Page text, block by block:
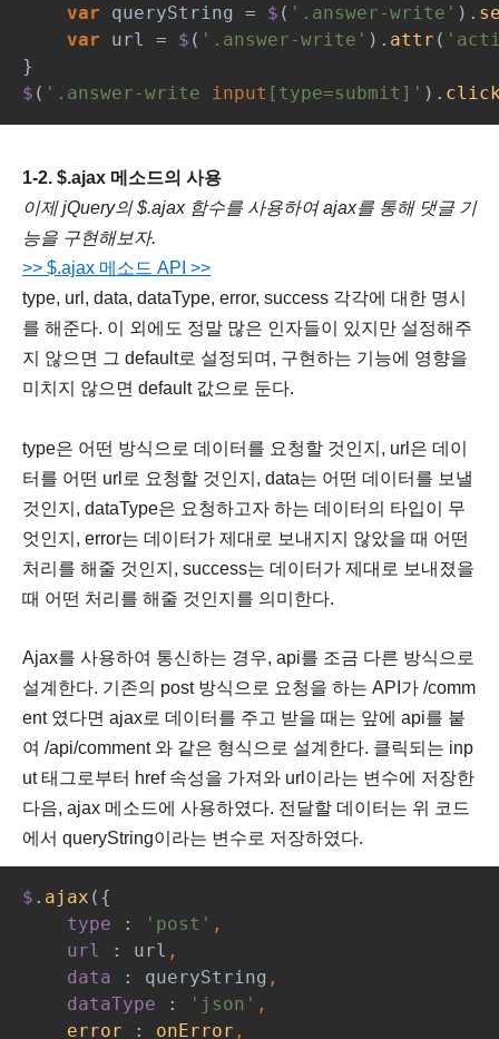
var queryString = $ ( '.answer-write' ).
var url = $ ( '.answer-write' ). attr (
}
$ ( '.answer-write input [type=submit]' ).
1-2. $.ajax 메소드의 사용
이제 jQuery의 $.ajax 함수를 사용하여 ajax를 통해 댓글 기
능을 구현해보자.
>> $.ajax 메소드 API >>
type, url, data, dataType, error, success 각각에 대한 명시
를 해준다. 이 외에도 정말 많은 인자들이 있지만 설정해주
지 않으면 그 default로 설정되며, 구현하는 기능에 영향을
미치지 않으면 default 값으로 둔다.
type은 어떤 방식으로 데이터를 요청할 것인지, url은 데이
터를 어떤 url로 요청할 것인지, data는 어떤 데이터를 보낼
것인지, dataType은 요청하고자 하는 데이터의 타입이 무
엇인지, error는 데이터가 제대로 보내지지 않았을 때 어떤
처리를 해줄 것인지, success는 데이터가 제대로 보내졌을
때 어떤 처리를 해줄 것인지를 의미한다.
Ajax를 사용하여 통신하는 경우, api를 조금 다른 방식으로
설계한다. 기존의 post 방식으로 요청을 하는 API가 /comm
ent 였다면 ajax로 데이터를 주고 받을 때는 앞에 api를 붙
여 /api/comment 와 같은 형식으로 설계한다. 클릭되는 inp
ut 태그로부터 href 속성을 가져와 url이라는 변수에 저장한
다음, ajax 메소드에 사용하였다. 전달할 데이터는 위 코드
에서 queryString이라는 변수로 저장하였다.
$ . ajax ({
type
: 'post' ,
url
: url ,
data
: queryString ,
dataType
: 'json' ,
error
: onError ,